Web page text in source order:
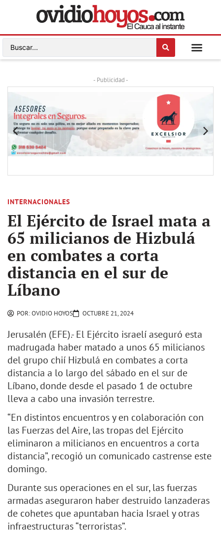
- Publicidad -
INTERNACIONALES
El Ejército de Israel mata a
65 milicianos de Hizbulá
en combates a corta
distancia en el sur de
Líbano
POR:OVIDIO HOYOS OCTUBRE 21, 2024
Jerusalén (EFE).- El Ejército israelí aseguró esta
madrugada haber matado a unos 65 milicianos
del grupo chií Hizbulá en combates a corta
distancia a lo largo del sábado en el sur de
Líbano, donde desde el pasado 1 de octubre
lleva a cabo una invasión terrestre.
“En distintos encuentros y en colaboración con
las Fuerzas del Aire, las tropas del Ejército
eliminaron a milicianos en encuentros a corta
distancia”, recogió un comunicado castrense este
domingo.
Durante sus operaciones en el sur, las fuerzas
armadas aseguraron haber destruido lanzaderas
de cohetes que apuntaban hacia Israel y otras
infraestructuras “terroristas”.